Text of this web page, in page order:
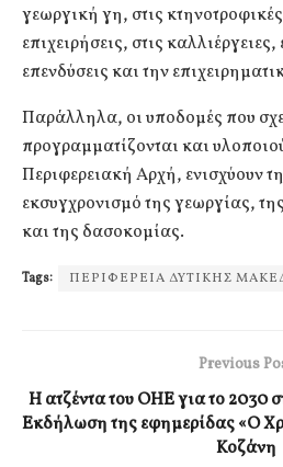
γεωργική γη, στις
επιχειρήσεις, στις
επενδύσεις και την
Παράλληλα, οι υποδομές που
προγραμματίζονται και
Περιφερειακή Αρχή, ενισχύουν
εκσυγχρονισμό της γεωργίας,
και της δασοκομίας.
Tags: ΠΕΡΙΦΕΡΕΙΑ ΔΥΤΙΚΗΣ
Previous
Η ατζέντα του ΟΗΕ για το 2030
Εκδήλωση της εφημερίδας «Ο
Κοζάνη